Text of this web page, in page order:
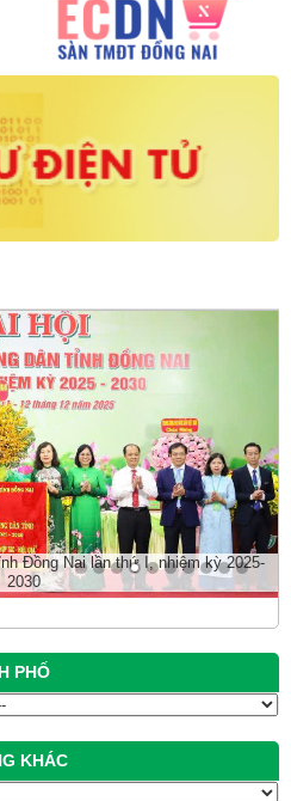
Đồng Nai lần thứ I, nhiệm kỳ 2025-
2030
PHỐ
KHÁC